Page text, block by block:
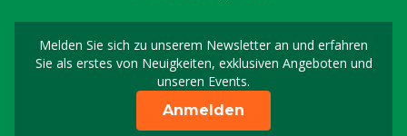
Melden Sie sich zu unserem Newsletter an und erfahren
Sie als erstes von Neuigkeiten, exklusiven Angeboten und
unseren Events.
Melden Sie sich für
Anmelden